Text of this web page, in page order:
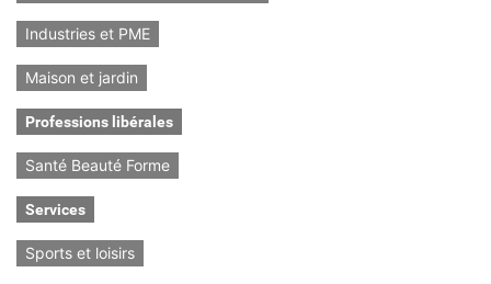
Industries et PME
Maison et jardin
Professions libérales
Santé Beauté Forme
Services
Sports et loisirs